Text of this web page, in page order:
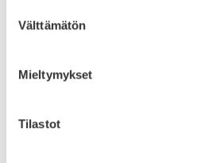
valinta
Välttämätön
Mieltymykset
Tilastot
Low-carbon Technologies